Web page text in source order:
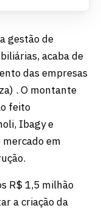
a gestão de
acaba de
das empresas
. O montante
feito
Ibagy e
em
R$ 1,5 milhão
a criação da